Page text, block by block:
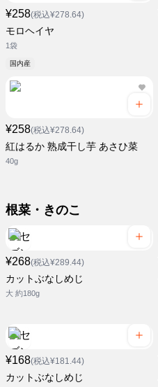
¥258(税込¥278.64)
モロヘイヤ
1袋
国内産
¥258(税込¥278.64)
紅はるか 熟成干し芋 あさひ菜
40g
根菜・きのこ
¥268(税込¥289.44)
カットぶなしめじ
大 約180g
¥168(税込¥181.44)
カットぶなしめじ